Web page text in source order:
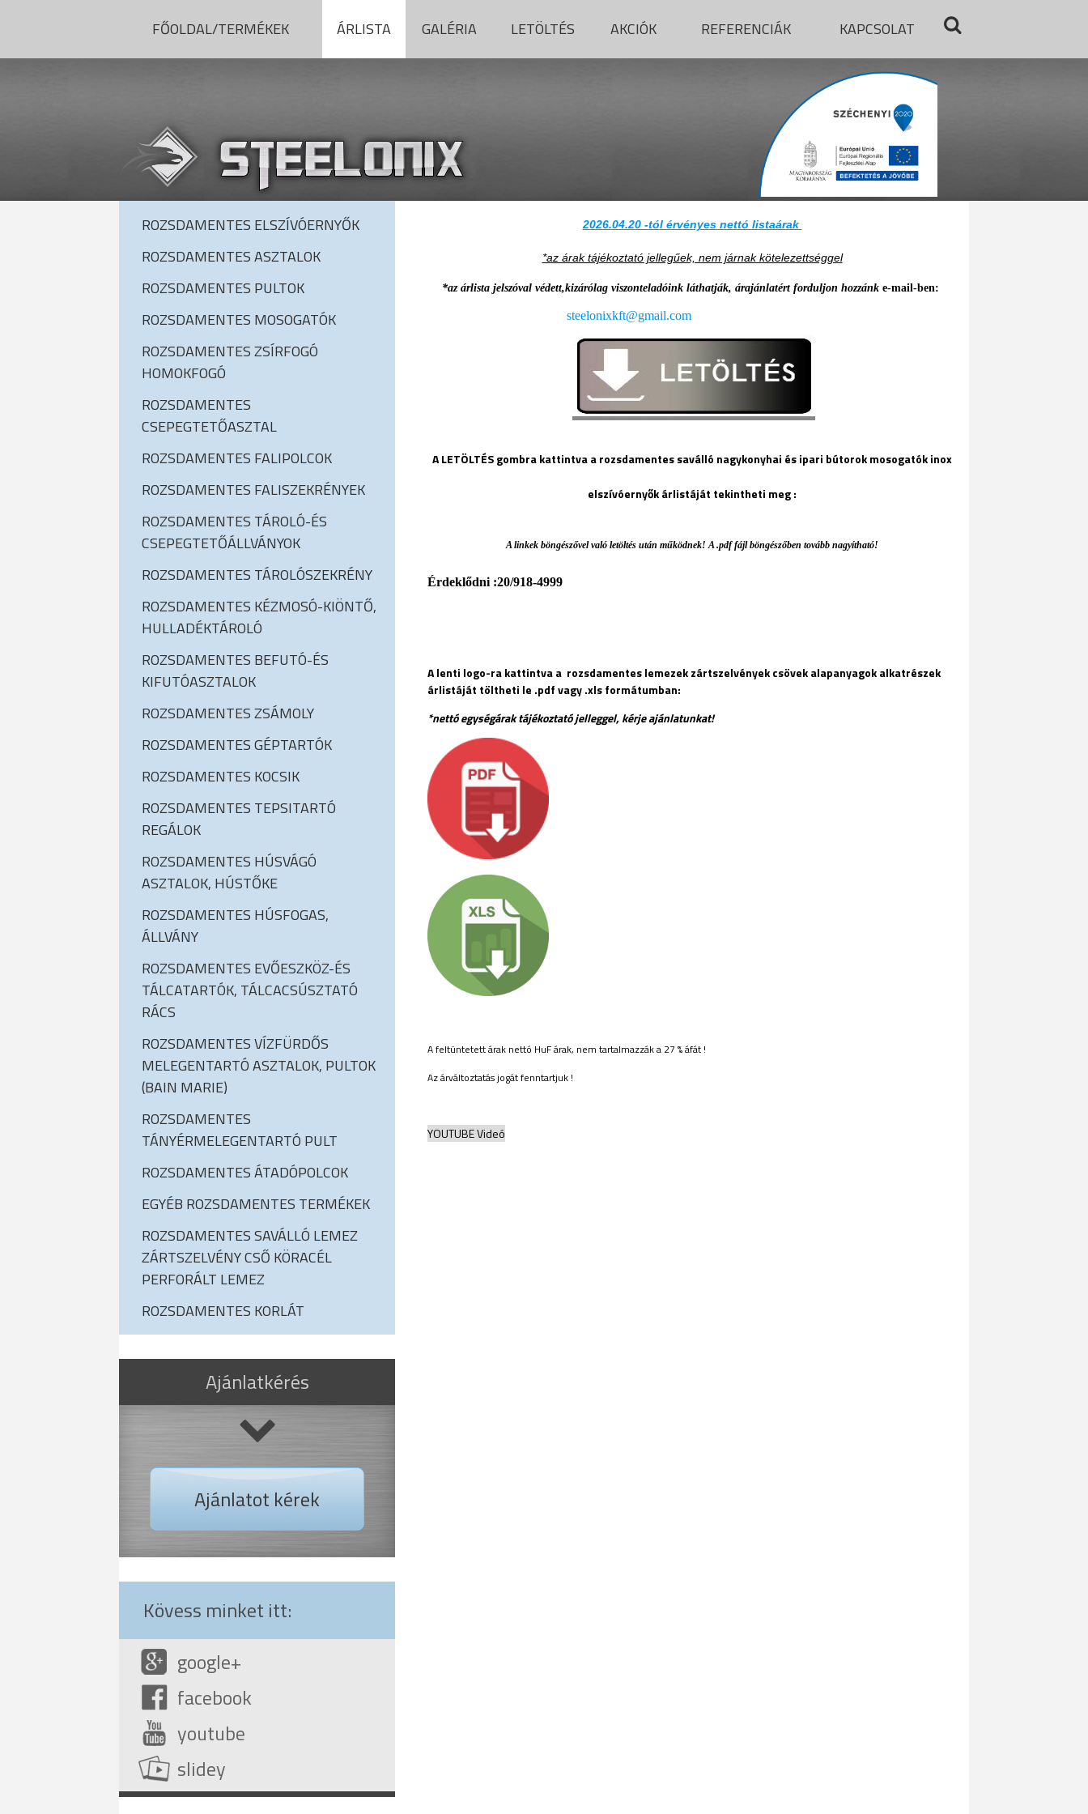
FŐOLDAL/TERMÉKEK ÁRLISTA GALÉRIA LETÖLTÉS AKCIÓK REFERENCIÁK KAPCSOLAT
ROZSDAMENTES ELSZÍVÓERNYŐK
ROZSDAMENTES ASZTALOK
ROZSDAMENTES PULTOK
ROZSDAMENTES MOSOGATÓK
ROZSDAMENTES ZSÍRFOGÓ
HOMOKFOGÓ
ROZSDAMENTES
CSEPEGTETŐASZTAL
ROZSDAMENTES FALIPOLCOK
ROZSDAMENTES FALISZEKRÉNYEK
ROZSDAMENTES TÁROLÓ-ÉS
CSEPEGTETŐÁLLVÁNYOK
ROZSDAMENTES TÁROLÓSZEKRÉNY
ROZSDAMENTES KÉZMOSÓ-KIÖNTŐ,
HULLADÉKTÁROLÓ
ROZSDAMENTES BEFUTÓ-ÉS
KIFUTÓASZTALOK
ROZSDAMENTES ZSÁMOLY
ROZSDAMENTES GÉPTARTÓK
ROZSDAMENTES KOCSIK
ROZSDAMENTES TEPSITARTÓ
REGÁLOK
ROZSDAMENTES HÚSVÁGÓ
ASZTALOK, HÚSTŐKE
ROZSDAMENTES HÚSFOGAS,
ÁLLVÁNY
ROZSDAMENTES EVŐESZKÖZ-ÉS
TÁLCATARTÓK, TÁLCACSÚSZTATÓ
RÁCS
ROZSDAMENTES VÍZFÜRDŐS
MELEGENTARTÓ ASZTALOK, PULTOK
(BAIN MARIE)
ROZSDAMENTES
TÁNYÉRMELEGENTARTÓ PULT
ROZSDAMENTES ÁTADÓPOLCOK
EGYÉB ROZSDAMENTES TERMÉKEK
ROZSDAMENTES SAVÁLLÓ LEMEZ
ZÁRTSZELVÉNY CSŐ KÖRACÉL
PERFORÁLT LEMEZ
ROZSDAMENTES KORLÁT
Ajánlatkérés
Ajánlatot kérek
Kövess minket itt:
google+
facebook
youtube
slidey
2026.04.20 -tól érvényes nettó listaárak
*az árak tájékoztató jellegűek, nem járnak kötelezettséggel
*az árlista jelszóval védett,kizárólag viszonteladóink láthatják, árajánlatért forduljon hozzánk e-mail-ben:
steelonixkft@gmail.com
A LETÖLTÉS gombra kattintva a rozsdamentes saválló nagykonyhai és ipari bútorok mosogatók inox
elszívóernyők árlistáját tekintheti meg :
A linkek böngészővel való letöltés után működnek! A .pdf fájl böngészőben tovább nagyítható!
Érdeklődni :20/918-4999
A lenti logo-ra kattintva a rozsdamentes lemezek zártszelvények csövek alapanyagok alkatrészek
árlistáját töltheti le .pdf vagy .xls formátumban:
*nettó egységárak tájékoztató jelleggel, kérje ajánlatunkat!
A feltüntetett árak nettó HuF árak, nem tartalmazzák a 27 % áfát !
Az árváltoztatás jogát fenntartjuk !
YOUTUBE Videó